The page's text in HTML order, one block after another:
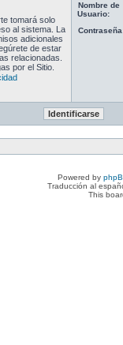
tomará solo
al sistema. La
adicionales
de estar
relacionadas.
por el Sitio.
Nombre de
Usuario:
Powered by
Traducción al
This